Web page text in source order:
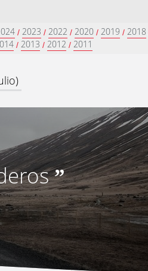
/ 2023 / 2022 / 2020 / 2019 / 2018
/ 2013 / 2012 / 2011
”